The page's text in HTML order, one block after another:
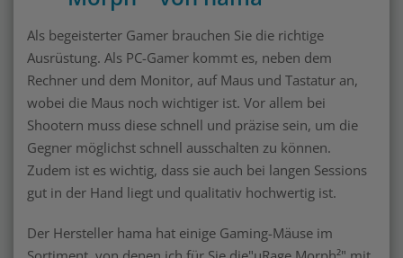
Als begeisterter Gamer brauchen Sie die richtige
Ausrüstung. Als PC-Gamer kommt es, neben dem
Rechner und dem Monitor, auf Maus und Tastatur an,
wobei die Maus noch wichtiger ist. Vor allem bei
Shootern muss diese schnell und präzise sein, um die
Gegner möglichst schnell ausschalten zu können.
Zudem ist es wichtig, dass sie auch bei langen Sessions
gut in der Hand liegt und qualitativ hochwertig ist.
Der Hersteller hama hat einige Gaming-Mäuse im